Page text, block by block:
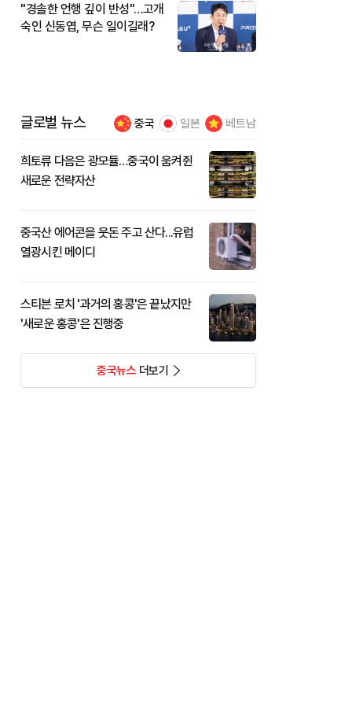
"경솔한 언행 깊이 반성"…고개
숙인 신동엽, 무슨 일이길래?
글로벌 뉴스 중국 일본 베트남
희토류 다음은 광모듈…중국이 움켜쥔
새로운 전략자산
중국산 에어콘을 웃돈 주고 산다...유럽
열광시킨 메이디
스티븐 로치 '과거의 홍콩'은 끝났지만
'새로운 홍콩'은 진행중
중국뉴스더보기